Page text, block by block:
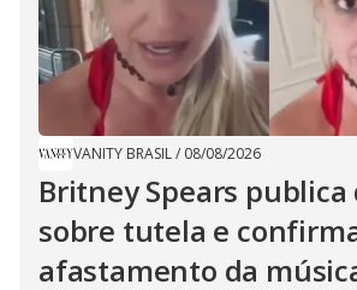
VANITY BRASIL/ 08/08/2026
Britney Spears publica
sobre tutela e
afastamento da